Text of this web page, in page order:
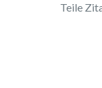
Teile